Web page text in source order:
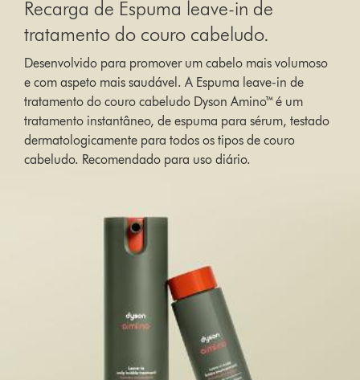
Recarga de Espuma leave-in de
tratamento do couro cabeludo.
Desenvolvido para promover um cabelo mais volumoso
e com aspeto mais saudável. A Espuma leave-in de
tratamento do couro cabeludo Dyson Amino™ é um
tratamento instantâneo, de espuma para sérum, testado
dermatologicamente para todos os tipos de couro
cabeludo. Recomendado para uso diário.